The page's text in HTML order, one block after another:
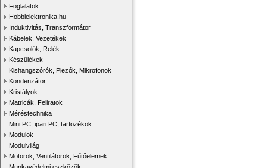
Foglalatok
Hobbielektronika.hu
Induktivitás, Transzformátor
Kábelek, Vezetékek
Kapcsolók, Relék
Készülékek
Kishangszórók, Piezók, Mikrofonok
Kondenzátor
Kristályok
Matricák, Feliratok
Méréstechnika
Mini PC, ipari PC, tartozékok
Modulok
Modulvilág
Motorok, Ventilátorok, Fűtőelemek